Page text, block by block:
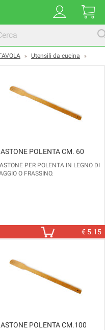
» Utensili da cucina »
POLENTA CM. 60
PER POLENTA IN LEGNO DI
O FRASSINO.
€ 5.15
POLENTA CM.100